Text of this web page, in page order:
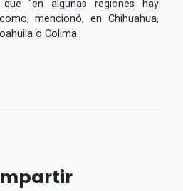
"en algunas regiones hay
mencionó, en Chihuahua,
o Colima.